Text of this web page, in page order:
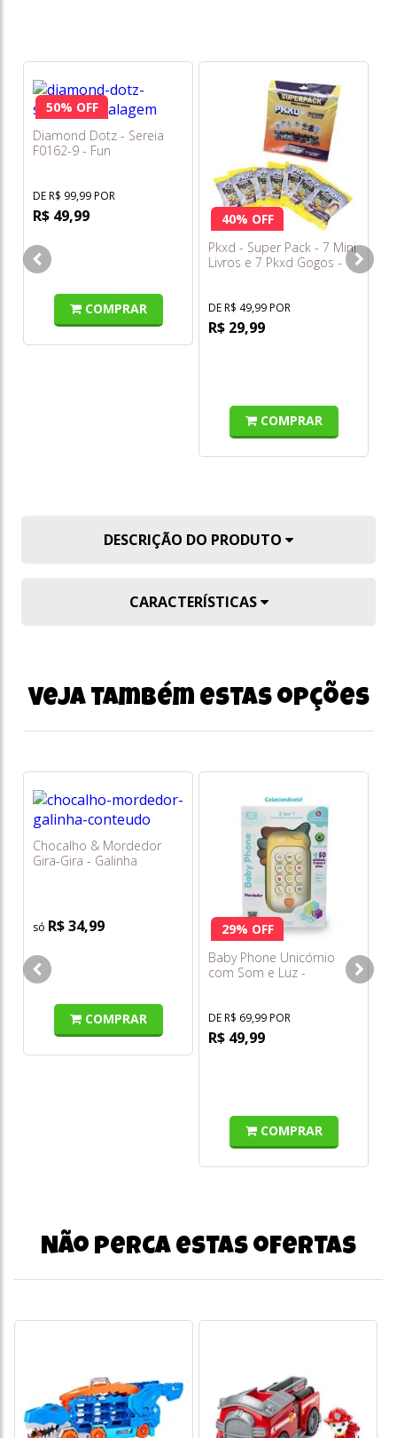
50% OFF
Diamond Dotz - Sereia
F0162-9 - Fun
DE R$ 99,99 POR
R$ 49,99
COMPRAR
40% OFF
Pkxd - Super Pack - 7 Mini
Livros e 7 Pkxd Gogos -
DE R$ 49,99 POR
R$ 29,99
COMPRAR
DESCRIÇÃO DO PRODUTO
CARACTERÍSTICAS
Veja também estas opções
Chocalho & Mordedor
Gira-Gira - Galinha
R$ 34,99
COMPRAR
29% OFF
Baby Phone Unicórnio
com Som e Luz -
DE R$ 69,99 POR
R$ 49,99
COMPRAR
Não perca estas ofertas